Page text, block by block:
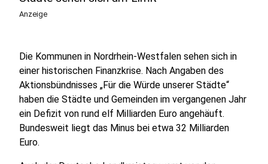
Anzeige
Die Kommunen in Nordrhein-Westfalen sehen sich in
einer historischen Finanzkrise. Nach Angaben des
Aktionsbündnisses „Für die Würde unserer Städte“
haben die Städte und Gemeinden im vergangenen Jahr
ein Defizit von rund elf Milliarden Euro angehäuft.
Bundesweit liegt das Minus bei etwa 32 Milliarden
Euro.